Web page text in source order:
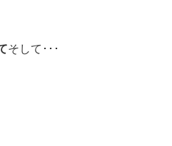
そして･･･